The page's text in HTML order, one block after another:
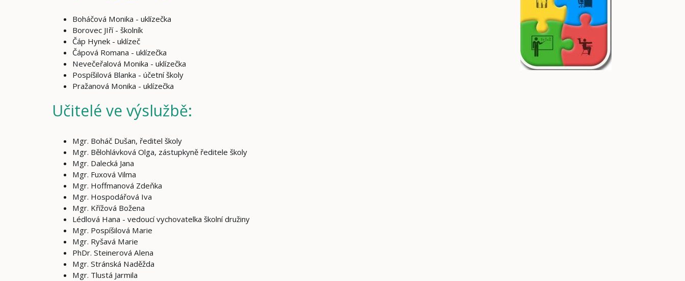
Boháčová Monika - uklízečka
Borovec JIří - školník
Čáp Hynek - uklízeč
Čápová Romana - uklízečka
Nevečeřalová Monika - uklízečka
Pospíšilová Blanka - účetní školy
Pražanová Monika - uklízečka
Učitelé ve výslužbě:
Mgr. Boháč Dušan, ředitel školy
Mgr. Bělohlávková Olga, zástupkyně ředitele školy
Mgr. Dalecká Jana
Mgr. Fuxová Vilma
Mgr. Hoffmanová Zdeňka
Mgr. Hospodářová Iva
Mgr. Křížová Božena
Lédlová Hana - vedoucí vychovatelka školní družiny
Mgr. Pospíšilová Marie
Mgr. Ryšavá Marie
PhDr. Steinerová Alena
Mgr. Stránská Naděžda
Mgr. Tlustá Jarmila